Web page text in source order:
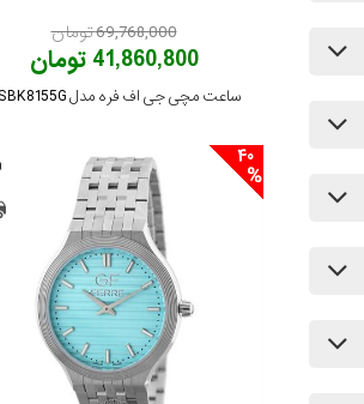
69,768,000 تومان
41,860,800 تومان
ساعت مچی جی اف فره مدل GFSSBK8155G